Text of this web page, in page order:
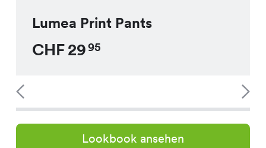
Lumea Print Pants
CHF2995
Lookbook ansehen